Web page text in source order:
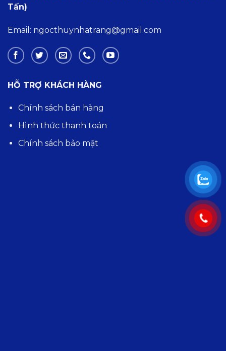
Tấn)
Email: ngocthuynhatrang@gmail.com
HỖ TRỢ KHÁCH HÀNG
Chính sách bán hàng
Hình thức thanh toán
Chính sách bảo mật